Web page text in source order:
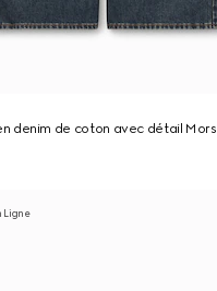
denim de coton avec détail Mors
Ligne